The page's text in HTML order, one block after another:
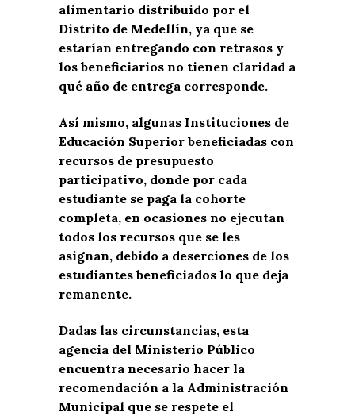
alimentario distribuido por el
Distrito de Medellín, ya que se
estarían entregando con retrasos y
los beneficiarios no tienen claridad a
qué año de entrega corresponde.
Así mismo, algunas Instituciones de
Educación Superior beneficiadas con
recursos de presupuesto
participativo, donde por cada
estudiante se paga la cohorte
completa, en ocasiones no ejecutan
todos los recursos que se les
asignan, debido a deserciones de los
estudiantes beneficiados lo que deja
remanente.
Dadas las circunstancias, esta
agencia del Ministerio Público
encuentra necesario hacer la
recomendación a la Administración
Municipal que se respete el